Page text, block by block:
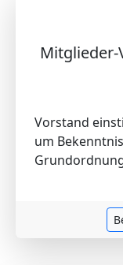
Mitglieder-
Vorstand
um